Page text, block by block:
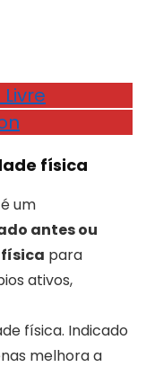
física
um
antes ou
para
ativos,
física. Indicado
melhora a